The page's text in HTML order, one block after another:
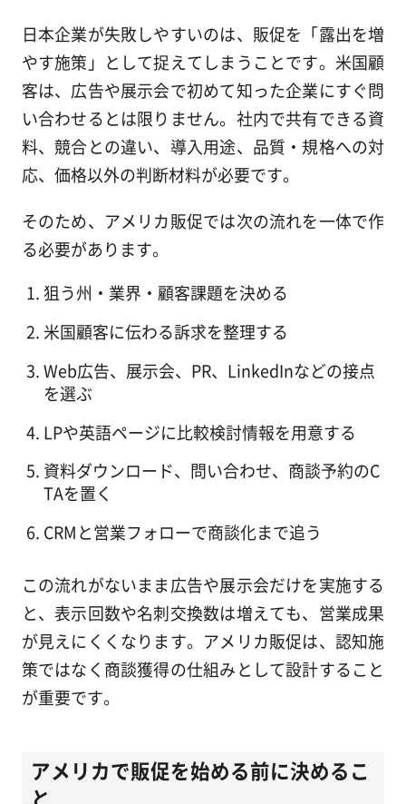
日本企業が失敗しやすいのは、販促を「露出を増
やす施策」として捉えてしまうことです。米国顧
客は、広告や展示会で初めて知った企業にすぐ問
い合わせるとは限りません。社内で共有できる資
料、競合との違い、導入用途、品質・規格への対
応、価格以外の判断材料が必要です。
そのため、アメリカ販促では次の流れを一体で作
る必要があります。
狙う州・業界・顧客課題を決める
米国顧客に伝わる訴求を整理する
Web広告、展示会、PR、LinkedInなどの接点
を選ぶ
LPや英語ページに比較検討情報を用意する
資料ダウンロード、問い合わせ、商談予約のC
TAを置く
CRMと営業フォローで商談化まで追う
この流れがないまま広告や展示会だけを実施する
と、表示回数や名刺交換数は増えても、営業成果
が見えにくくなります。アメリカ販促は、認知施
策ではなく商談獲得の仕組みとして設計すること
が重要です。
アメリカで販促を始める前に決めるこ
と